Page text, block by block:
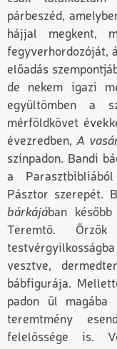
párbeszéd,
hájjal megkent,
fegyverhordozóját,
előadás
de nekem igazi
együltömben a
mérföldkövet
évezredben, A
színpadon. Bandi
a
Pásztor szerepét.
bárkájában
Teremtő.
vesztve,
bábfigurája.
padon ül
teremtmény
felelőssége is.